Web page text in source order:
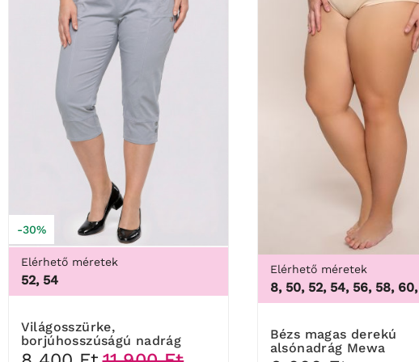
-30%
Elérhető méretek
52, 54
Világosszürke,
borjúhosszúságú nadrág
Elérhető méretek
46, 48, 50, 52, 54, 56, 58, 60, 62,
Bézs magas derekú
alsónadrág Mewa